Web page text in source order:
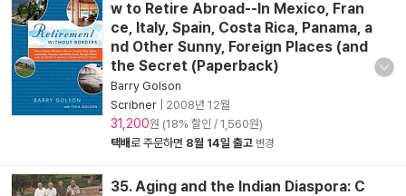
w to Retire Abroad--In Mexico, Fran
ce, Italy, Spain, Costa Rica, Panama, a
nd Other Sunny, Foreign Places (and
the Secret (Paperback)
Barry Golson
Scribner
2008년 12월
31,200원 (18% 할인 / 1,560원)
택배로 주문하면 8월 14일 출고 변경
35. Aging and the Indian Diaspora: C